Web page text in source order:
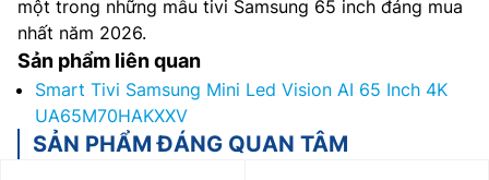
một trong những mẫu tivi Samsung 65 inch đáng mua
nhất năm 2026.
Sản phẩm liên quan
Smart Tivi Samsung Mini Led Vision AI 65 Inch 4K
UA65M70HAKXXV
SẢN PHẨM ĐÁNG QUAN TÂM